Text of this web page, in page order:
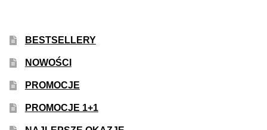
PROMOCJA 500 Plus
Formy i Koszt Wysyłki
BESTSELLERY
NOWOŚCI
PROMOCJE
PROMOCJE 1+1